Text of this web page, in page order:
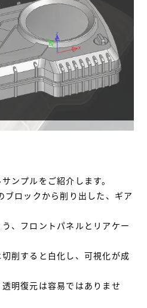
ンプルをご紹介します。
ブロックから削り出した、ギア
、フロントパネルとリアケー
削すると白化し、可視化が成
明復元は容易ではありませ